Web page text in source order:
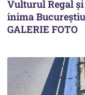
Vulturul Regal
inima
GALERIE FOTO